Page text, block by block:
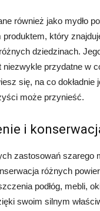
również jako mydło
który
dziedzinach.
niezwykle przydatne w
się, na co dokładnie
może przynieść.
i
zastosowań szarego
różnych
podłóg, mebli,
swoim silnym